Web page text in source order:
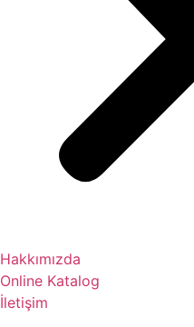
Hakkımızda
Online Katalog
İletişim